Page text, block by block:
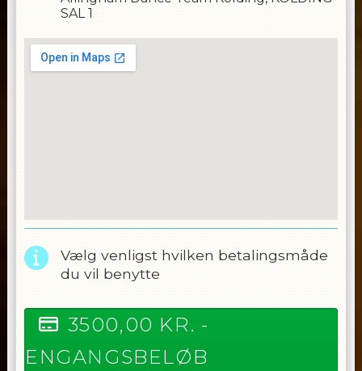
SAL 1
Vælg venligst hvilken betalingsmåde
du vil benytte
3500,00 KR. -
ENGANGSBELØB